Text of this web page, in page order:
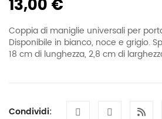
13,00 €
Coppia di maniglie universali per
Disponibile in bianco, noce e grigio.
18 cm di lunghezza, 2,8 cm di
Condividi: